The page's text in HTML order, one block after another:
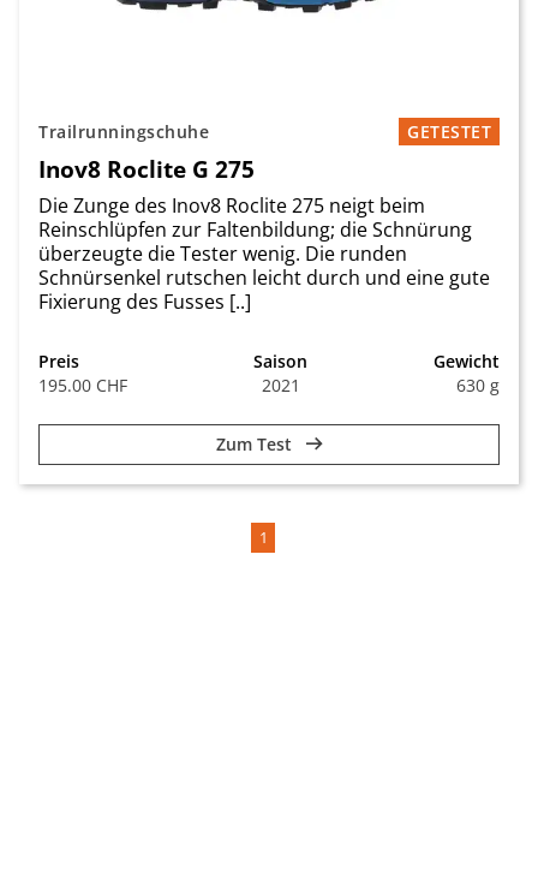
Trailrunningschuhe GETESTET
Inov8 Roclite G 275
Die Zunge des Inov8 Roclite 275 neigt beim
Reinschlüpfen zur Faltenbildung; die Schnürung
überzeugte die Tester wenig. Die runden
Schnürsenkel rutschen leicht durch und eine gute
Fixierung des Fusses [..]
Preis
195.00 CHF
Saison
2021
Gewicht
630 g
Zum Test
1